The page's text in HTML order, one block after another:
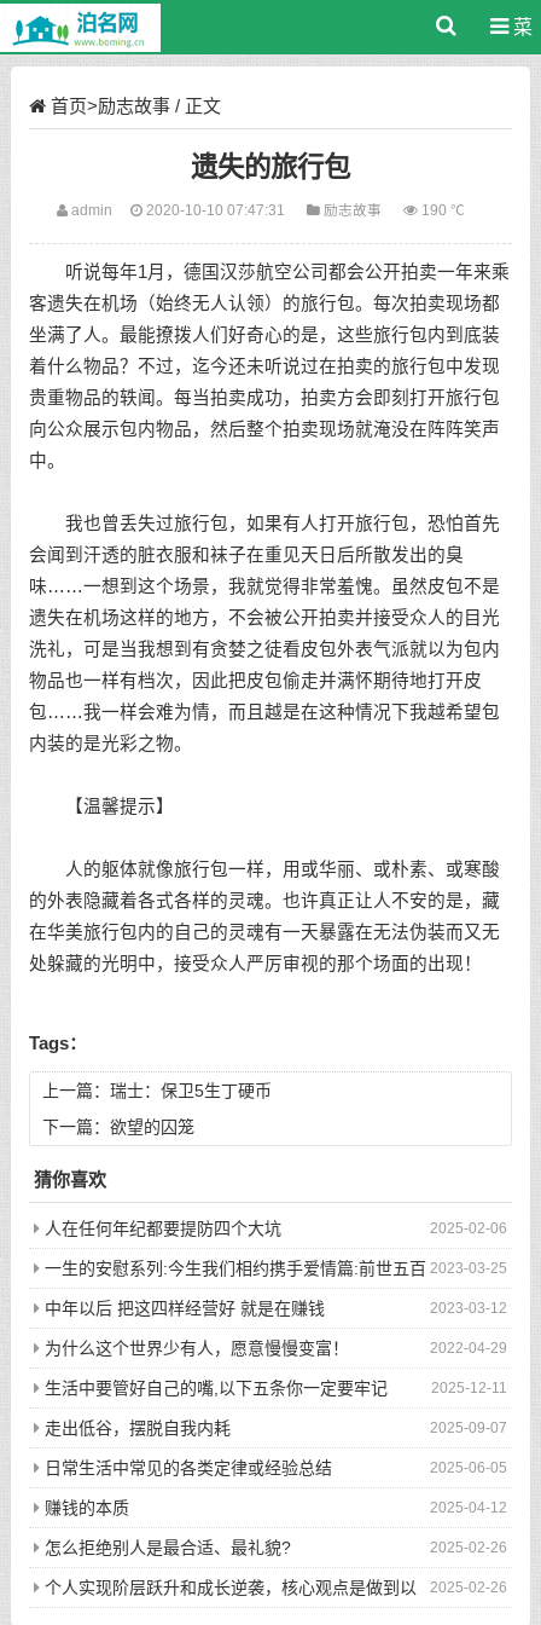
菜
首页>励志故事/ 正文
遗失的旅行包
admin 2020-10-10 07:47:31 励志故事 190 ℃
听说每年1月，德国汉莎航空公司都会公开拍卖一年来乘
客遗失在机场（始终无人认领）的旅行包。每次拍卖现场都
坐满了人。最能撩拨人们好奇心的是，这些旅行包内到底装
着什么物品？不过，迄今还未听说过在拍卖的旅行包中发现
贵重物品的轶闻。每当拍卖成功，拍卖方会即刻打开旅行包
向公众展示包内物品，然后整个拍卖现场就淹没在阵阵笑声
中。
我也曾丢失过旅行包，如果有人打开旅行包，恐怕首先
会闻到汗透的脏衣服和袜子在重见天日后所散发出的臭
味……一想到这个场景，我就觉得非常羞愧。虽然皮包不是
遗失在机场这样的地方，不会被公开拍卖并接受众人的目光
洗礼，可是当我想到有贪婪之徒看皮包外表气派就以为包内
物品也一样有档次，因此把皮包偷走并满怀期待地打开皮
包……我一样会难为情，而且越是在这种情况下我越希望包
内装的是光彩之物。
【温馨提示】
人的躯体就像旅行包一样，用或华丽、或朴素、或寒酸
的外表隐藏着各式各样的灵魂。也许真正让人不安的是，藏
在华美旅行包内的自己的灵魂有一天暴露在无法伪装而又无
处躲藏的光明中，接受众人严厉审视的那个场面的出现！
Tags：
上一篇： 瑞士：保卫5生丁硬币
下一篇： 欲望的囚笼
猜你喜欢
2025-02-06
人在任何年纪都要提防四个大坑
2023-03-25
一生的安慰系列:今生我们相约携手爱情篇:前世五百
次的回眸才换来今生的相遇
2023-03-12
中年以后 把这四样经营好 就是在赚钱
2022-04-29
为什么这个世界少有人，愿意慢慢变富！
2025-12-11
生活中要管好自己的嘴,以下五条你一定要牢记
2025-09-07
走出低谷，摆脱自我内耗
2025-06-05
日常生活中常见的各类定律或经验总结
2025-04-12
赚钱的本质
2025-02-26
怎么拒绝别人是最合适、最礼貌?
2025-02-26
个人实现阶层跃升和成长逆袭，核心观点是做到以